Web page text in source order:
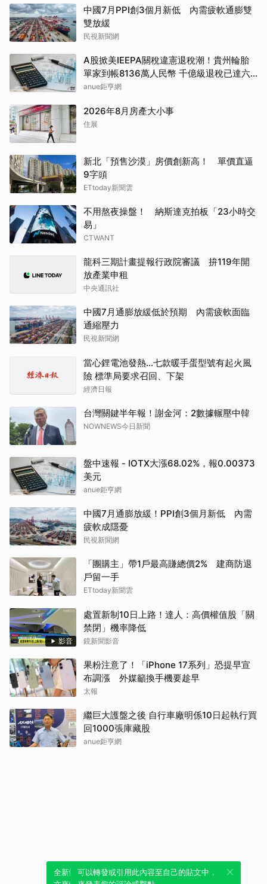
中國7月PPI創3個月新低 內需疲軟通膨雙
雙放緩
民視新聞網
A股掀美IEEPA關稅違憲退稅潮！貴州輪胎
單家到帳8136萬人民幣 千億級退稅已達六
成
anue鉅亨網
2026年8月房產大小事
住展
新北「預售沙漠」房價創新高！ 單價直逼
9字頭
ETtoday新聞雲
不用熬夜操盤！ 納斯達克拍板「23小時交
易」
CTWANT
龍科三期計畫提報行政院審議 拚119年開
放產業申租
中央通訊社
中國7月通膨放緩低於預期 內需疲軟面臨
通縮壓力
民視新聞網
當心鋰電池發熱…七款暖手蛋型號有起火風
險 標準局要求召回、下架
經濟日報
台灣關鍵半年報！謝金河：2數據輾壓中韓
NOWNEWS今日新聞
盤中速報 - IOTX大漲68.02%，報0.00373
美元
anue鉅亨網
中國7月通膨放緩！PPI創3個月新低 內需
疲軟成隱憂
民視新聞網
「團購主」帶1戶最高賺總價2% 建商防退
戶留一手
ETtoday新聞雲
影音
處置新制10日上路！達人：高價權值股「關
禁閉」機率降低
鏡新聞影音
果粉注意了！「iPhone 17系列」恐提早宣
布調漲 外媒籲換手機要趁早
太報
繼巨大護盤之後 自行車廠明係10日起執行買
回1000張庫藏股
anue鉅亨網
全新體驗！一鍵引用此內容，透過發布貼
可以轉發或引用此內容至自己的貼文中，